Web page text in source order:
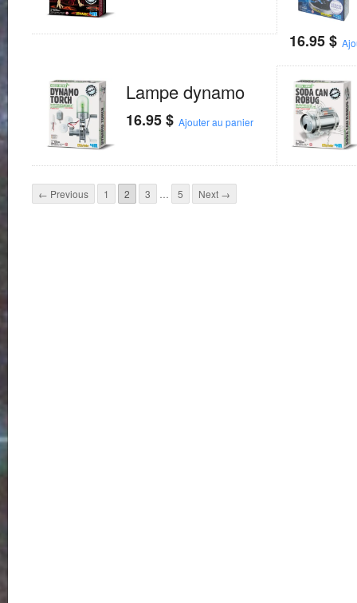
16.95$
Lampe dynamo
16.95$ Ajouter au panier
← Previous 1 2 3 … 5 Next →